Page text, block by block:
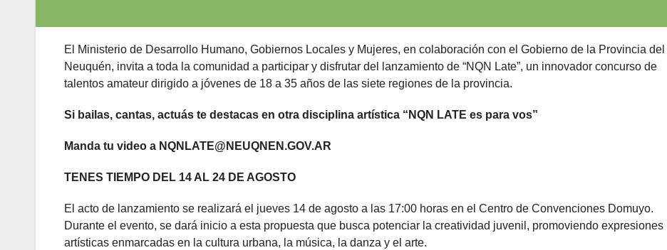
El Ministerio de Desarrollo Humano, Gobiernos Locales y Mujeres, en colaboración con el Gobierno de la Provincia del
Neuquén, invita a toda la comunidad a participar y disfrutar del lanzamiento de “NQN Late”, un innovador concurso de
talentos amateur dirigido a jóvenes de 18 a 35 años de las siete regiones de la provincia.
Si bailas, cantas, actuás te destacas en otra disciplina artística “NQN LATE es para vos”
Manda tu video a NQNLATE@NEUQNEN.GOV.AR
TENES TIEMPO DEL 14 AL 24 DE AGOSTO
El acto de lanzamiento se realizará el jueves 14 de agosto a las 17:00 horas en el Centro de Convenciones Domuyo.
Durante el evento, se dará inicio a esta propuesta que busca potenciar la creatividad juvenil, promoviendo expresiones
artísticas enmarcadas en la cultura urbana, la música, la danza y el arte.